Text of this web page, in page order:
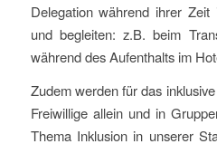
Delegation während ihrer Zeit
und begleiten: z.B. beim
während des Aufenthalts im
Zudem werden für das
Freiwillige allein und in
Thema Inklusion in unserer